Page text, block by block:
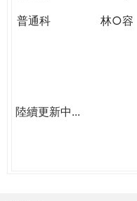
普通科
林○容
陸續更新中...